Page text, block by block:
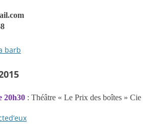
barb
20h30 : Théâtre « Le Prix des boîtes » Cie